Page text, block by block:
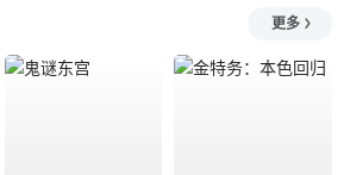
更多